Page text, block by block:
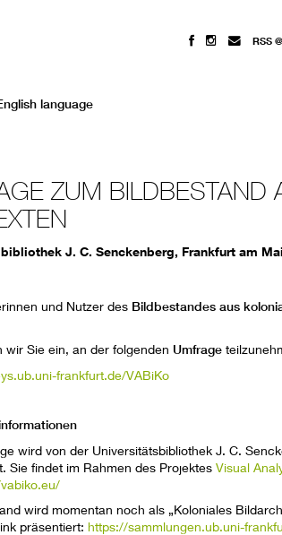
RSS
language
ZUM BILDBESTAND
J. C. Senckenberg, Frankfurt am
und Nutzer des Bildbestandes aus
wir Sie ein, an der folgenden Umfrage
frankfurt.de/VABiKo
wird von der Universitätsbibliothek J. C.
Sie findet im Rahmen des ProjektesVisual
wird momentan noch als „Koloniales
präsentiert:https://sammlungen.ub.uni-